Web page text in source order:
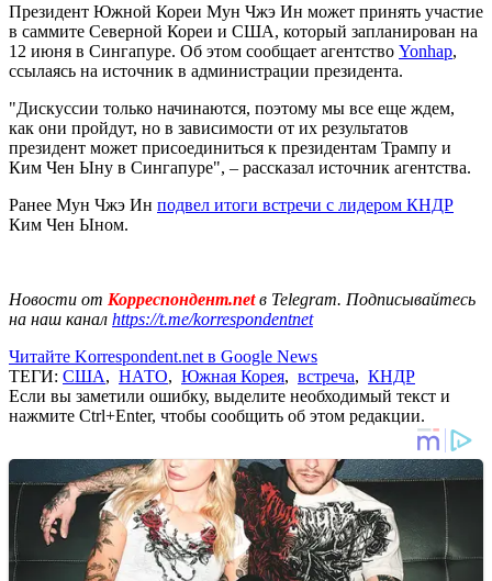
Президент Южной Кореи Мун Чжэ Ин может принять участие
в саммите Северной Кореи и США, который запланирован на
12 июня в Сингапуре. Об этом сообщает агентство Yonhap,
ссылаясь на источник в администрации президента.
"Дискуссии только начинаются, поэтому мы все еще ждем,
как они пройдут, но в зависимости от их результатов
президент может присоединиться к президентам Трампу и
Ким Чен Ыну в Сингапуре", – рассказал источник агентства.
Ранее Мун Чжэ Ин подвел итоги встречи с лидером КНДР
Ким Чен Ыном.
Новости от Корреспондент.netв Telegram. Подписывайтесь
на наш канал https://t.me/korrespondentnet
Читайте Korrespondent.net в Google News
ТЕГИ: США, НАТО, Южная Корея, встреча, КНДР
Если вы заметили ошибку, выделите необходимый текст и
нажмите Ctrl+Enter, чтобы сообщить об этом редакции.